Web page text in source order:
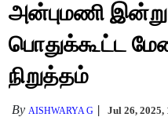
அன்புமணி
பொதுக்கூட்ட
நிறுத்தம்
By AISHWARYA G Jul 26, 2025,